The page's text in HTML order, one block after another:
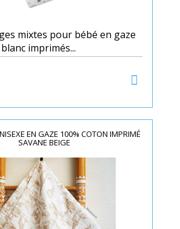
mixtes pour bébé en gaze
imprimés...
EN GAZE 100% COTON IMPRIMÉ
SAVANE BEIGE